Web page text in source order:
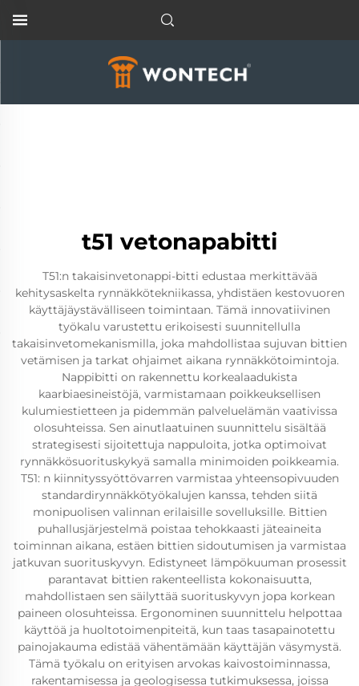
t51 vetonapabitti
T51:n takaisinvetonappi-bitti edustaa merkittävää
kehitysaskelta rynnäkkötekniikassa, yhdistäen kestovuoren
käyttäjäystävälliseen toimintaan. Tämä innovatiivinen
työkalu varustettu erikoisesti suunnitellulla
takaisinvetomekanismilla, joka mahdollistaa sujuvan bittien
vetämisen ja tarkat ohjaimet aikana rynnäkkötoimintoja.
Nappibitti on rakennettu korkealaadukista
kaarbiaesineistöjä, varmistamaan poikkeuksellisen
kulumiestietteen ja pidemmän palveluelämän vaativissa
olosuhteissa. Sen ainutlaatuinen suunnittelu sisältää
strategisesti sijoitettuja nappuloita, jotka optimoivat
rynnäkkösuorituskykyä samalla minimoiden poikkeamia.
T51: n kiinnityssyöttövarren varmistaa yhteensopivuuden
standardirynnäkkötyökalujen kanssa, tehden siitä
monipuolisen valinnan erilaisille sovelluksille. Bittien
puhallusjärjestelmä poistaa tehokkaasti jäteaineita
toiminnan aikana, estäen bittien sidoutumisen ja varmistaa
jatkuvan suorituskyvyn. Edistyneet lämpökuuman prosessit
parantavat bittien rakenteellista kokonaisuutta,
mahdollistaen sen säilyttää suorituskyvyn jopa korkean
paineen olosuhteissa. Ergonominen suunnittelu helpottaa
käyttöä ja huoltotoimenpiteitä, kun taas tasapainotettu
painojakauma edistää vähentämään käyttäjän väsymystä.
Tämä työkalu on erityisen arvokas kaivostoiminnassa,
rakentamisessa ja geologisessa tutkimuksessa, joissa